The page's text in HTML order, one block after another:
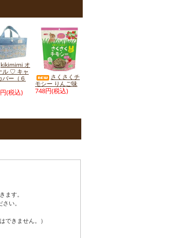
kikimimi オ
ル ♡ キャ
バー（６
(税込)
さくさくチ
モシー りんご味
748円(税込)
ます。
い。
できません。）